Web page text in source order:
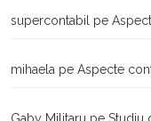
supercontabil pe
mihaela pe Aspecte